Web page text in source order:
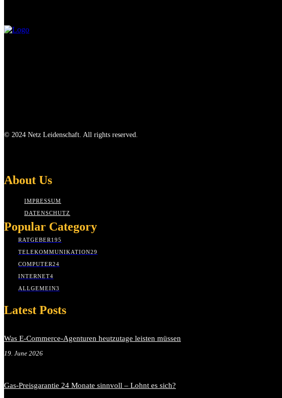
© 2024 Netz Leidenschaft. All rights reserved.
About Us
IMPRESSUM
DATENSCHUTZ
Popular Category
RATGEBER 195
TELEKOMMUNIKATION29
COMPUTER24
INTERNET4
ALLGEMEIN3
Latest Posts
Was E-Commerce-Agenturen heutzutage leisten müssen
19. June 2026
Gas-Preisgarantie 24 Monate sinnvoll – Lohnt es sich?